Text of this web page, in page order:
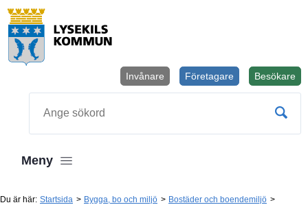
Besökare
Företagare
Invånare
Meny
Du är här: Startsida Bygga, bo och miljö
Bostäder och boendemiljö